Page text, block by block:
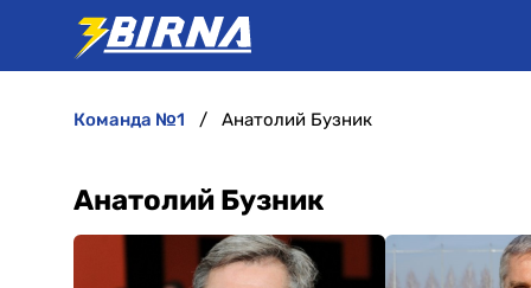
команда №1 Анатолий Бузник
Анатолий Бузник